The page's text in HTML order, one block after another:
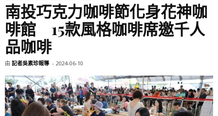
南投巧克力咖啡節化身花神咖
啡館 15款風格咖啡席邀千人
品咖啡
由 記者吳素珍報導 - 2024-06-10